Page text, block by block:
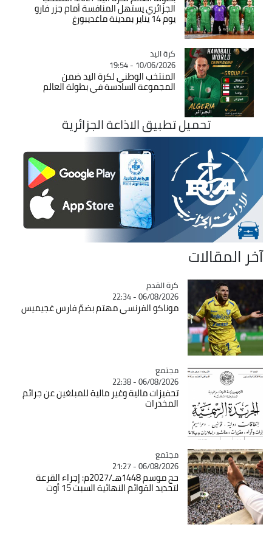
الجزائري يستهل المنافسة أمام جزر فارو
يوم 14 يناير بمدينة ماغديبورغ
Catégorie
كرة اليد
10/06/2026 - 19:54
المنتخب الوطني لكرة اليد ضمن
المجموعة السادسة في بطولة العالم
تحميل تطبيق الاذاعة الجزائرية
آخر المقالات
Catégorie
كرة القدم
06/08/2026 - 22:34
موناكو الفرنسي مهتم بضمّ فارس غجيميس
Catégorie
مجتمع
06/08/2026 - 22:38
تحفيزات مالية وغير مالية للمبلغين عن جرائم
المخدرات
Catégorie
مجتمع
06/08/2026 - 21:27
حج موسم 1448هـ/2027م: إجراء القرعة
لتحديد القوائم النهائية السبت 15 أوت